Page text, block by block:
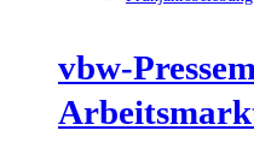
vbw-